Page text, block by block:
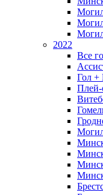
2022
Все
Гол +